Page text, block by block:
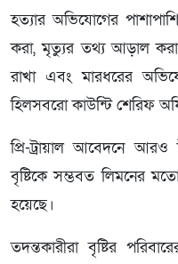
হত্যার অভিযোগের
করা, মৃত্যুর তথ্য আড়াল
রাখা এবং মারধরের
হিলসবরো কাউন্টি শেরিফ
প্রি-ট্রায়াল আবেদনে আরও
বৃষ্টিকে সম্ভবত লিমনের
হয়েছে।
তদন্তকারীরা বৃষ্টির